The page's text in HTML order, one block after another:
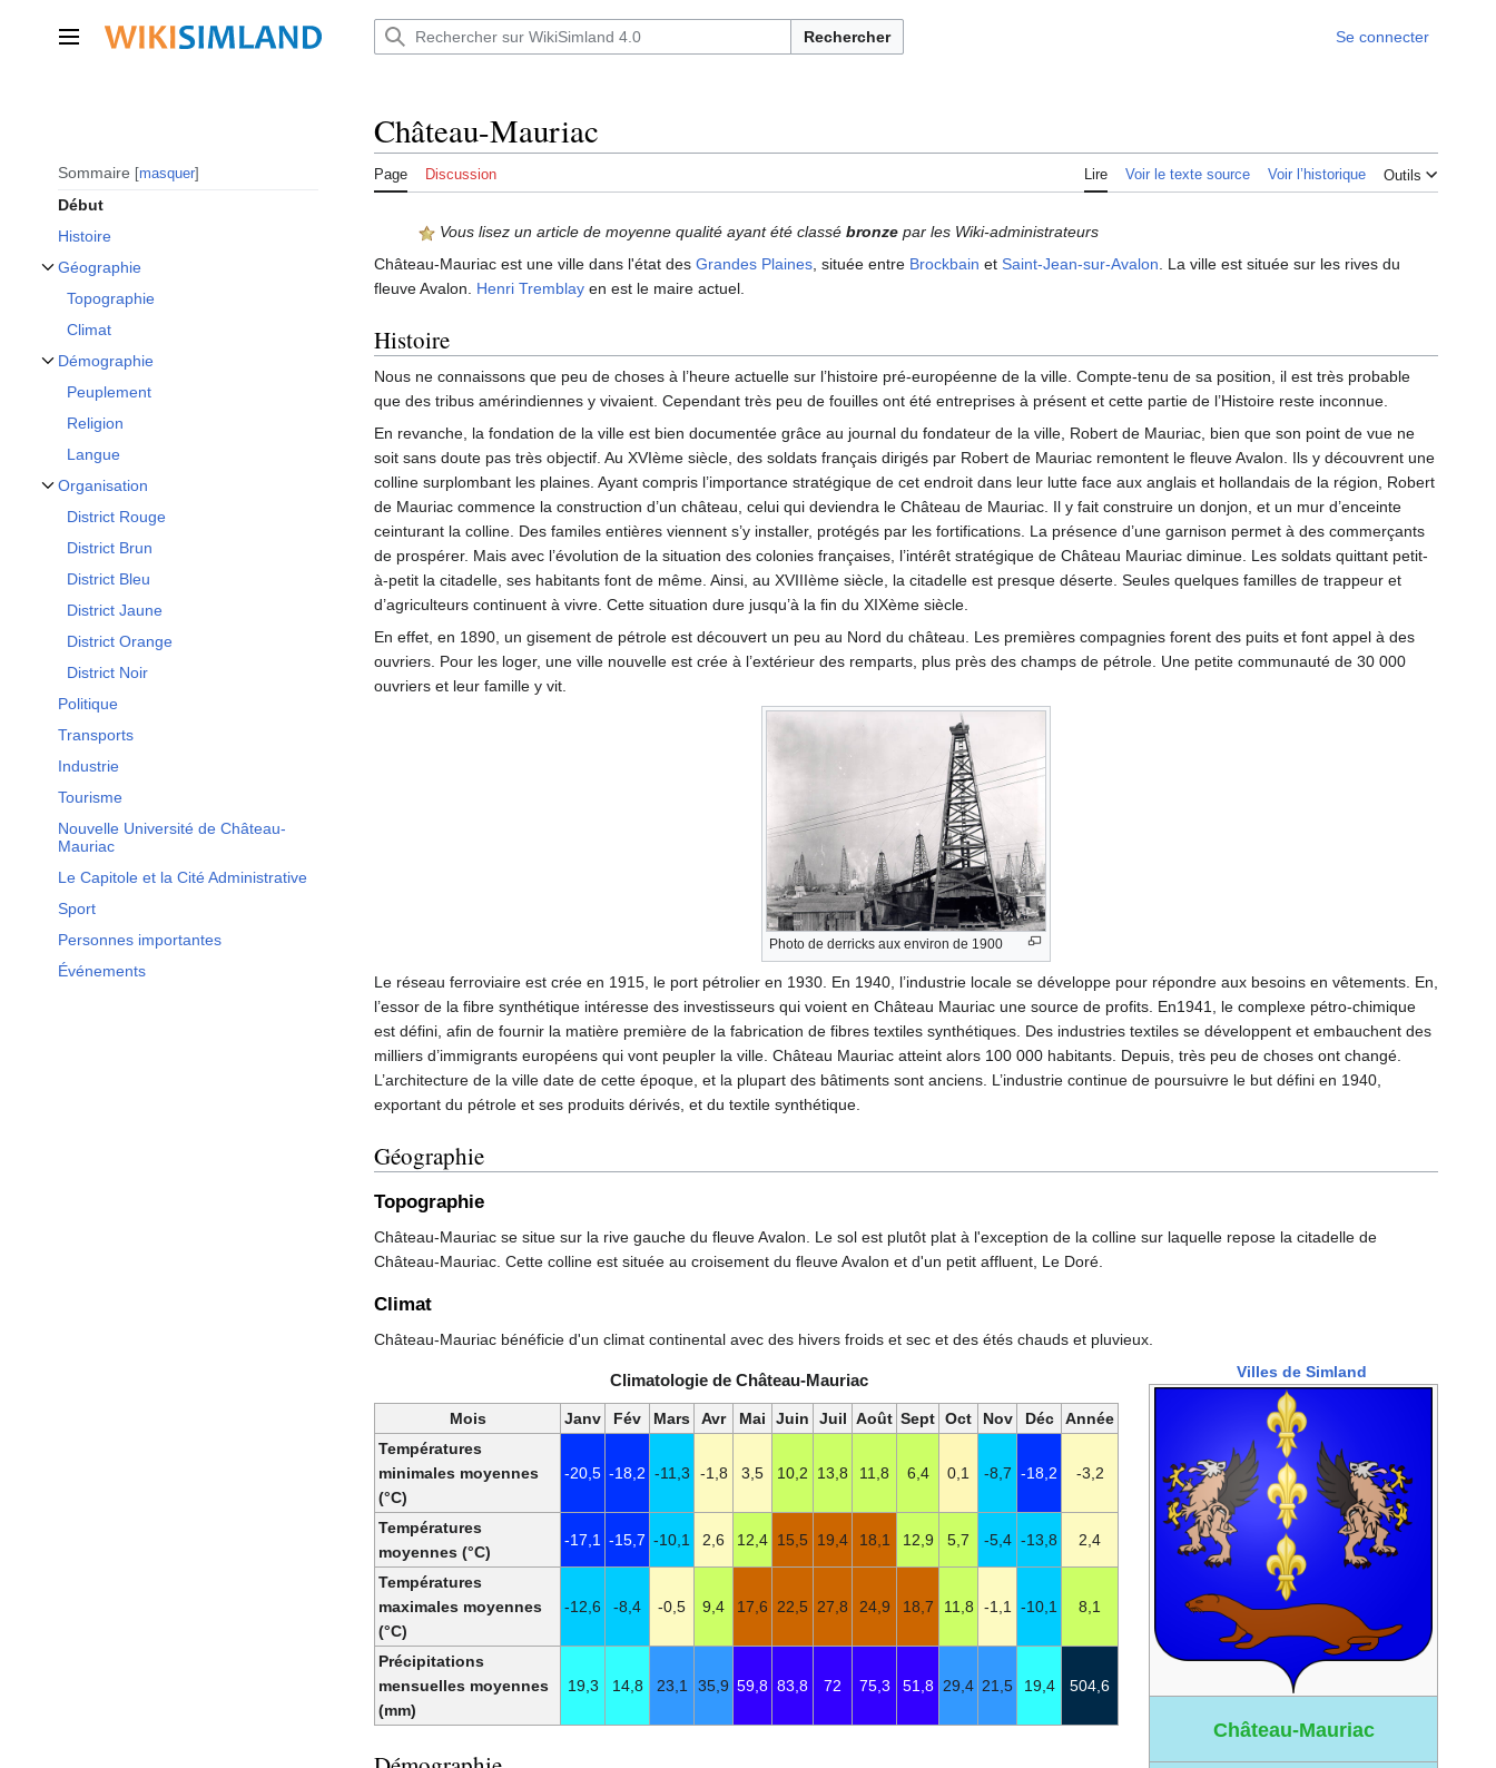
contenu Menu principal Rechercher Se connecter
Sommaire masquer
Début
Histoire
Géographie
Afficher / masquer la sous-section Géographie
Topographie
Climat
Démographie
Afficher / masquer la sous-section Démographie
Peuplement
Religion
Langue
Organisation
Afficher / masquer la sous-section Organisation
District Rouge
District Brun
District Bleu
District Jaune
District Orange
District Noir
Politique
Transports
Industrie
Tourisme
Nouvelle Université de Château-
Mauriac
Le Capitole et la Cité Administrative
Sport
Personnes importantes
Événements
Château-Mauriac
Page Discussion Lire Voir le texte source Voir l’historique Outils
Vous lisez un article de moyenne qualité ayant été classé bronze par les Wiki-administrateurs
Château-Mauriac est une ville dans l'état des Grandes Plaines , située entre Brockbain et Saint-Jean-sur-Avalon . La ville est située sur les rives du
fleuve Avalon. Henri Tremblay en est le maire actuel.
Histoire
Nous ne connaissons que peu de choses à l’heure actuelle sur l’histoire pré-européenne de la ville. Compte-tenu de sa position, il est très probable
que des tribus amérindiennes y vivaient. Cependant très peu de fouilles ont été entreprises à présent et cette partie de l’Histoire reste inconnue.
En revanche, la fondation de la ville est bien documentée grâce au journal du fondateur de la ville, Robert de Mauriac, bien que son point de vue ne
soit sans doute pas très objectif. Au XVIème siècle, des soldats français dirigés par Robert de Mauriac remontent le fleuve Avalon. Ils y découvrent une
colline surplombant les plaines. Ayant compris l’importance stratégique de cet endroit dans leur lutte face aux anglais et hollandais de la région, Robert
de Mauriac commence la construction d’un château, celui qui deviendra le Château de Mauriac. Il y fait construire un donjon, et un mur d’enceinte
ceinturant la colline. Des familes entières viennent s’y installer, protégés par les fortifications. La présence d’une garnison permet à des commerçants
de prospérer. Mais avec l’évolution de la situation des colonies françaises, l’intérêt stratégique de Château Mauriac diminue. Les soldats quittant petit-
à-petit la citadelle, ses habitants font de même. Ainsi, au XVIIIème siècle, la citadelle est presque déserte. Seules quelques familles de trappeur et
d’agriculteurs continuent à vivre. Cette situation dure jusqu’à la fin du XIXème siècle.
En effet, en 1890, un gisement de pétrole est découvert un peu au Nord du château. Les premières compagnies forent des puits et font appel à des
ouvriers. Pour les loger, une ville nouvelle est crée à l’extérieur des remparts, plus près des champs de pétrole. Une petite communauté de 30 000
ouvriers et leur famille y vit.
Photo de derricks aux environ de 1900
Le réseau ferroviaire est crée en 1915, le port pétrolier en 1930. En 1940, l’industrie locale se développe pour répondre aux besoins en vêtements. En,
l’essor de la fibre synthétique intéresse des investisseurs qui voient en Château Mauriac une source de profits. En1941, le complexe pétro-chimique
est défini, afin de fournir la matière première de la fabrication de fibres textiles synthétiques. Des industries textiles se développent et embauchent des
milliers d’immigrants européens qui vont peupler la ville. Château Mauriac atteint alors 100 000 habitants. Depuis, très peu de choses ont changé.
L’architecture de la ville date de cette époque, et la plupart des bâtiments sont anciens. L’industrie continue de poursuivre le but défini en 1940,
exportant du pétrole et ses produits dérivés, et du textile synthétique.
Géographie
Topographie
Château-Mauriac se situe sur la rive gauche du fleuve Avalon. Le sol est plutôt plat à l'exception de la colline sur laquelle repose la citadelle de
Château-Mauriac. Cette colline est située au croisement du fleuve Avalon et d'un petit affluent, Le Doré.
Climat
Château-Mauriac bénéficie d'un climat continental avec des hivers froids et sec et des étés chauds et pluvieux.
Villes de Simland
Château-Mauriac
Climatologie de Château-Mauriac
Mois Janv Fév Mars Avr Mai Juin Juil Août Sept Oct Nov Déc
Année
Températures
minimales moyennes
(°C)
-20,5 -18,2 -11,3 -1,8 3,5 10,2 13,8 11,8 6,4 0,1 -8,7 -18,2 -3,2
Températures
moyennes (°C)
-17,1 -15,7 -10,1 2,6 12,4 15,5 19,4 18,1 12,9 5,7 -5,4 -13,8 2,4
Températures
maximales moyennes
(°C)
-12,6 -8,4 -0,5 9,4 17,6 22,5 27,8 24,9 18,7 11,8 -1,1 -10,1 8,1
Précipitations
mensuelles moyennes
(mm)
19,3 14,8 23,1 35,9 59,8 83,8 72 75,3 51,8 29,4 21,5 19,4 504,6